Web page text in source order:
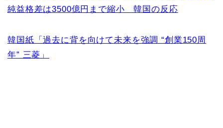
純益格差は3500億円まで縮小 韓国の反応
韓国紙「過去に背を向けて未来を強調 “創業150周
年” 三菱」